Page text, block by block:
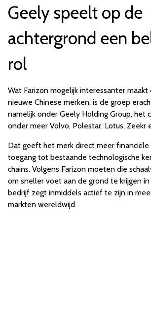
Geely speelt op de
achtergrond een
rol
Wat Farizon mogelijk interessanter
nieuwe Chinese merken, is de groep
namelijk onder Geely Holding Group, het
onder meer Volvo, Polestar, Lotus, Zeekr
Dat geeft het merk direct meer financiële
toegang tot bestaande technologische
chains. Volgens Farizon moeten die
om sneller voet aan de grond te krijgen in
bedrijf zegt inmiddels actief te zijn in
markten wereldwijd.